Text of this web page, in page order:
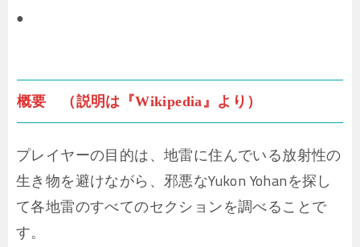
●
概要 （説明は『Wikipedia』より）
プレイヤーの目的は、地雷に住んでいる放射性の
生き物を避けながら、邪悪なYukon Yohanを探し
て各地雷のすべてのセクションを調べることで
す。